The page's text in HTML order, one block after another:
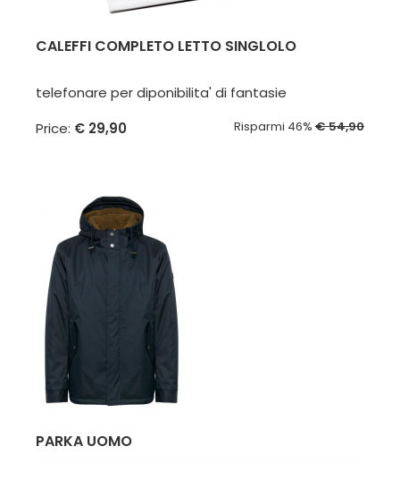
CALEFFI COMPLETO LETTO SINGLOLO
telefonare per diponibilita' di fantasie
Price: € 29,90 Risparmi 46% € 54,90
PARKA UOMO